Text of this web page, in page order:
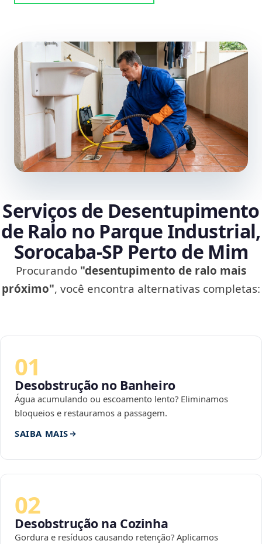
Serviços de Desentupimento
de Ralo no Parque Industrial,
Sorocaba‑SP Perto de Mim
Procurando "desentupimento de ralo mais
próximo", você encontra alternativas completas:
01
Desobstrução no Banheiro
Água acumulando ou escoamento lento? Eliminamos
bloqueios e restauramos a passagem.
SAIBA MAIS
02
Desobstrução na Cozinha
Gordura e resíduos causando retenção? Aplicamos